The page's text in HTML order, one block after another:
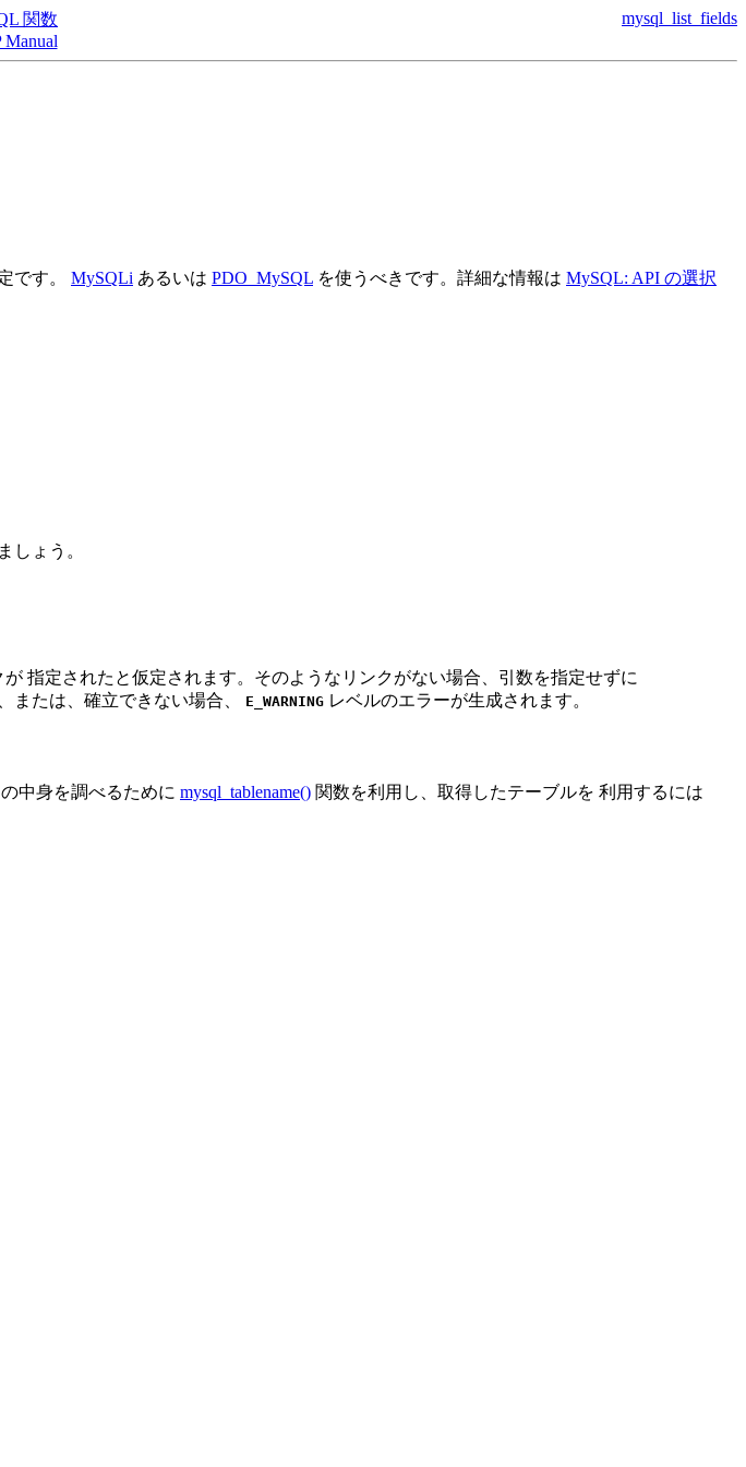
mysql_list_fields
関数
Manual
です。 MySQLi あるいは PDO_MySQL を使うべきです。詳細な情報は MySQL: API の選択
しょう。
指定されたと仮定されます。そのようなリンクがない場合、引数を指定せずに
または、確立できない場合、 E_WARNING レベルのエラーが生成されます。
中身を調べるために mysql_tablename() 関数を利用し、取得したテーブルを 利用するには